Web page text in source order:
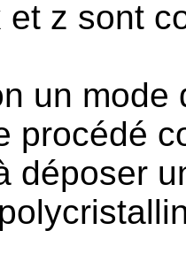
et z sont
un mode
procédé
déposer